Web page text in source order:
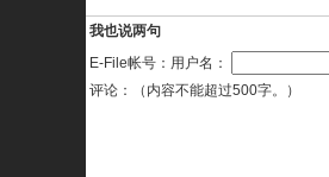
我也说两句
E-File帐号：用户名：
评论：（内容不能超过500字。）